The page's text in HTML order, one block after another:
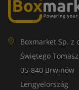
Boxmarket Sp. z
Świętego
05-840 Brwinów
Lengyelország